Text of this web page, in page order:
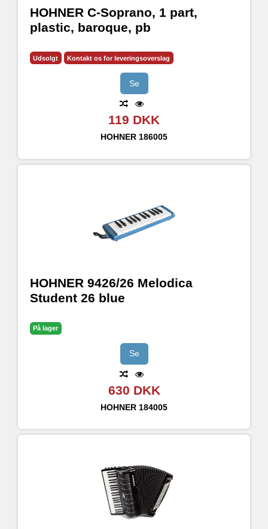
HOHNER C-Soprano, 1 part,
plastic, baroque, pb
Udsolgt Kontakt os for leveringsoverslag
Se
119 DKK
HOHNER 186005
HOHNER 9426/26 Melodica
Student 26 blue
På lager
Se
630 DKK
HOHNER 184005